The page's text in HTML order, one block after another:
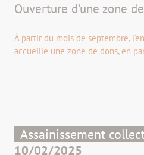
Ouverture d’une zone
À partir du mois de septembre,
accueille une zone de dons, en
Assainissement
10/02/2025